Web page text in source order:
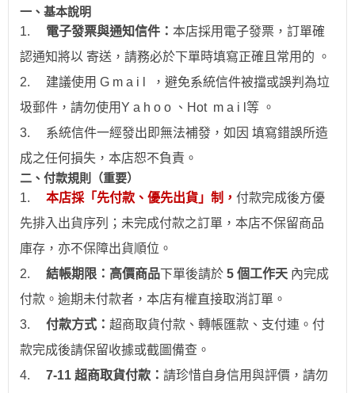
一、 基本說明
1.
電子發票與通知信件： 本店採用電子發票，訂單確
認通知將以 寄送，請務必於下單時填寫正確且常用的 。
2.
建議使用 G m a i l ，避免系統信件被擋或誤判為垃
圾郵件，請勿使用Y a h o o 、Hot m a i l 等 。
3.
系統信件一經發出即無法補發，如因 填寫錯誤所造
成之任何損失，本店恕不負責。
二、付款規則（重要）
1.
本店採「先付款、優先出貨」制， 付款完成後方優
先排入出貨序列；未完成付款之訂單，本店不保留商品
庫存，亦不保障出貨順位。
2.
結帳期限： 高價商品下單後請於 5 個工作天 內完成
付款。逾期未付款者，本店有權直接取消訂單。
3.
付款方式： 超商取貨付款、 轉帳匯款、支付連。付
款完成後請保留收據或截圖備查。
4.
7-11 超商取貨付款： 請珍惜自身信用與評價，請勿